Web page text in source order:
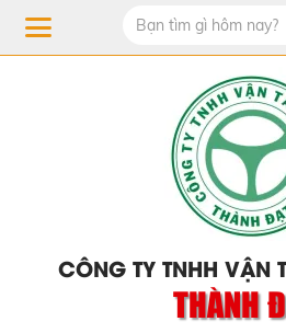
CÔNG TY TNHH VẬN
THÀNH